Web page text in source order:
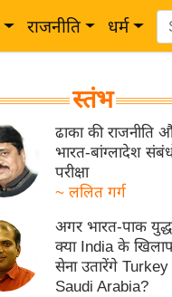
राजनीति धर्म
स्तंभ
ढाका की राजनीति
भारत-बांग्लादेश
परीक्षा
~ ललित गर्ग
अगर भारत-पाक
क्या India के
सेना उतारेंगे
Saudi Arabia?